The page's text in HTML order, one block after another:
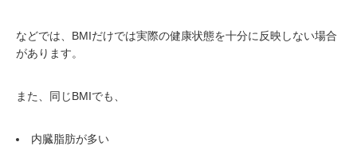
などでは、BMIだけでは実際の健康状態を十分に反映しない場合
があります。
また、同じBMIでも、
内臓脂肪が多い